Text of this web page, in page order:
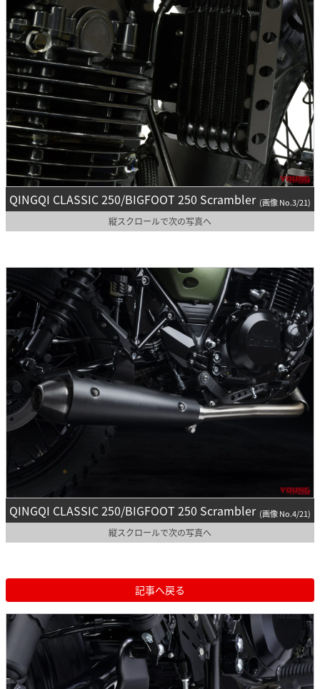
QINGQI CLASSIC 250/BIGFOOT 250 Scrambler (画像 No.3/21)
縦スクロールで次の写真へ
QINGQI CLASSIC 250/BIGFOOT 250 Scrambler (画像 No.4/21)
縦スクロールで次の写真へ
記事へ戻る